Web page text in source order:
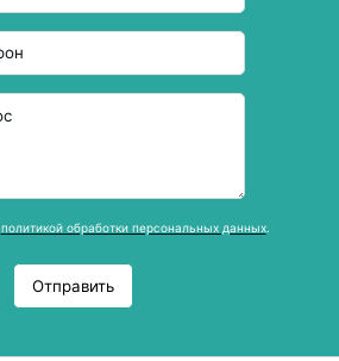
политикой обработки персональных данных.
Отправить